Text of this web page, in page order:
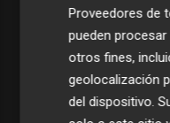
Proveedores de
pueden
otros fines,
geolocalización
del dispositivo.